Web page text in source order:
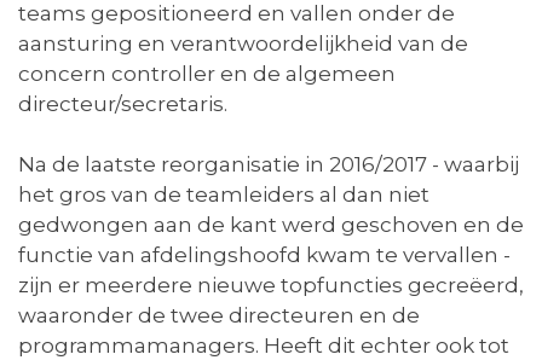
teams gepositioneerd en vallen onder de
aansturing en verantwoordelijkheid van de
concern controller en de algemeen
directeur/secretaris.
Na de laatste reorganisatie in 2016/2017 - waarbij
het gros van de teamleiders al dan niet
gedwongen aan de kant werd geschoven en de
functie van afdelingshoofd kwam te vervallen -
zijn er meerdere nieuwe topfuncties gecreëerd,
waaronder de twee directeuren en de
programmamanagers. Heeft dit echter ook tot